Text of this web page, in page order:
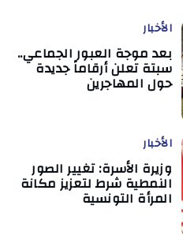
الأخبار
بعد موجة العبور الجماعي..
سبتة تعلن أرقاماً جديدة
حول المهاجرين
الأخبار
وزيرة الأسرة: تغيير الصور
النمطية شرط لتعزيز مكانة
المرأة التونسية